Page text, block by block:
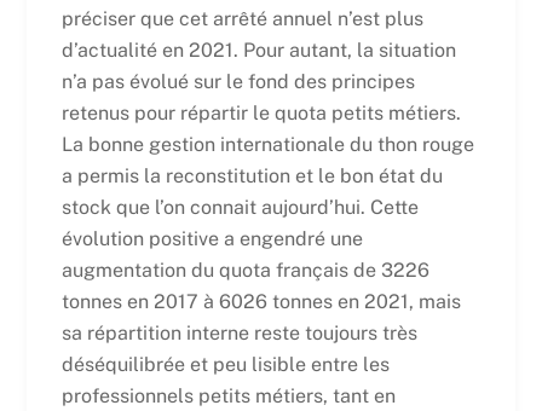
préciser que cet arrêté annuel n’est plus
d’actualité en 2021. Pour autant, la situation
n’a pas évolué sur le fond des principes
retenus pour répartir le quota petits métiers.
La bonne gestion internationale du thon rouge
a permis la reconstitution et le bon état du
stock que l’on connait aujourd’hui. Cette
évolution positive a engendré une
augmentation du quota français de 3226
tonnes en 2017 à 6026 tonnes en 2021, mais
sa répartition interne reste toujours très
déséquilibrée et peu lisible entre les
professionnels petits métiers, tant en